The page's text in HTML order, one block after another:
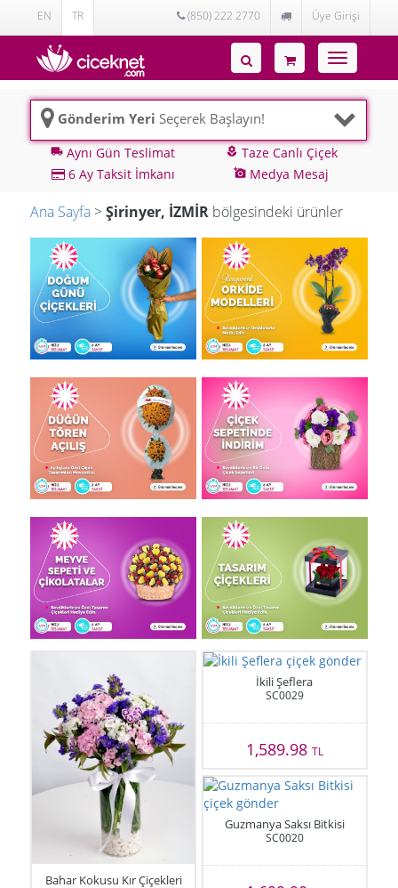
EN TR (850) 222 2770 Üye Girişi
Toggle
navigation
Gönderim Yeri Seçerek Başlayın!
local_shipping Aynı Gün Teslimat local_florist Taze Canlı Çiçek
6 Ay Taksit İmkanı
add_a_photo Medya Mesaj
Ana Sayfa >Şirinyer, İZMİR bölgesindeki ürünler
Bahar Kokusu Kır Çiçekleri
İkili Şeflera
SC0029
1,589.98 TL
Guzmanya Saksı Bitkisi
SC0020